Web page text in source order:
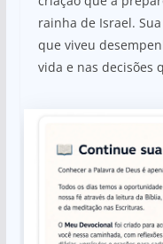
rainha de Israel.
que viveu
vida e nas decisões